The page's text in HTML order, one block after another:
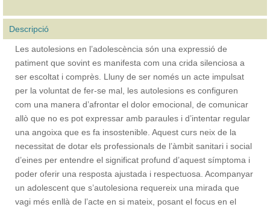
Descripció
Les autolesions en l’adolescència són una expressió de
patiment que sovint es manifesta com una crida silenciosa a
ser escoltat i comprès. Lluny de ser només un acte impulsat
per la voluntat de fer-se mal, les autolesions es configuren
com una manera d’afrontar el dolor emocional, de comunicar
allò que no es pot expressar amb paraules i d’intentar regular
una angoixa que es fa insostenible. Aquest curs neix de la
necessitat de dotar els professionals de l’àmbit sanitari i social
d’eines per entendre el significat profund d’aquest símptoma i
poder oferir una resposta ajustada i respectuosa. Acompanyar
un adolescent que s’autolesiona requereix una mirada que
vagi més enllà de l’acte en si mateix, posant el focus en el